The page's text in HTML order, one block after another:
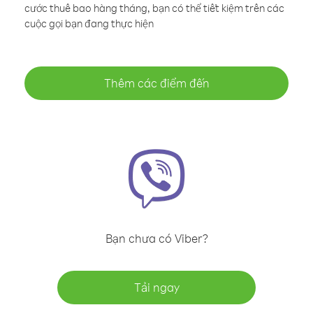
cước thuê bao hàng tháng, bạn có thể tiết kiệm trên các
cuộc gọi bạn đang thực hiện
Thêm các điểm đến
Bạn chưa có Viber?
Tải ngay